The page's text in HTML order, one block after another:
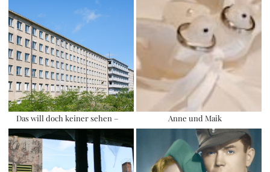
Das will doch keiner sehen – Anne und Maik